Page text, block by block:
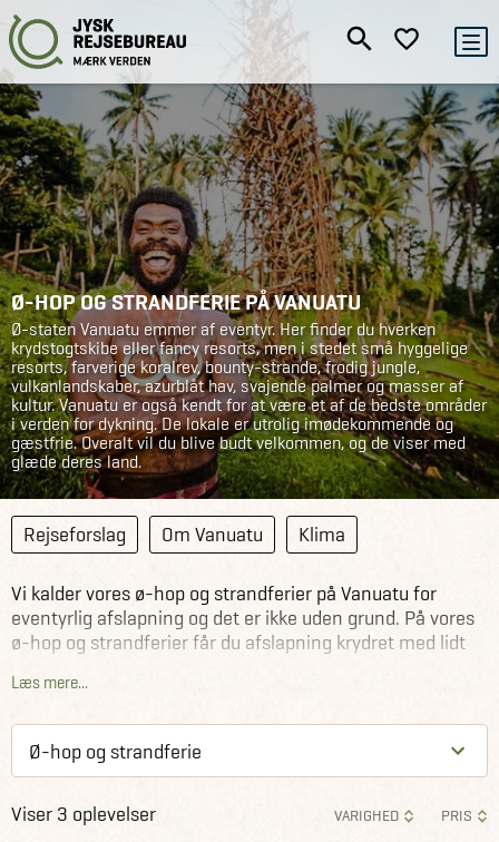
Ø-HOP OG STRANDFERIE PÅ VANUATU
Ø-staten Vanuatu emmer af eventyr. Her finder du hverken
krydstogtskibe eller fancy resorts, men i stedet små hyggelige
resorts, farverige koralrev, bounty-strande, frodig jungle,
vulkanlandskaber, azurblåt hav, svajende palmer og masser af
kultur. Vanuatu er også kendt for at være et af de bedste områder
i verden for dykning. De lokale er utrolig imødekommende og
gæstfrie. Overalt vil du blive budt velkommen, og de viser med
glæde deres land.
Rejseforslag Om Vanuatu Klima
Vi kalder vores ø-hop og strandferier på Vanuatu for
eventyrlig afslapning og det er ikke uden grund. På vores
ø-hop og strandferier får du afslapning krydret med lidt
foregå steder, hvor du kan komme væk fra hverdagen;
hvor du kan lade op til nye eventyr og hvor du samtidig
kan mærke verden.
Læs mere...
VARIGHED PRIS
Viser 3 oplevelser